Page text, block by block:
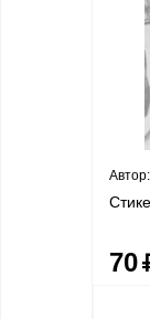
Автор:
70